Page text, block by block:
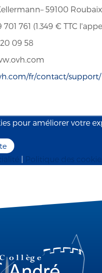
59100
761 (1.349 € TTC
20 09 58
fr/contact/support/
pour améliorer votre
| Politique des